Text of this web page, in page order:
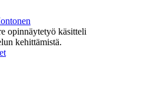
opinnäytetyö käsitteli
kehittämistä.